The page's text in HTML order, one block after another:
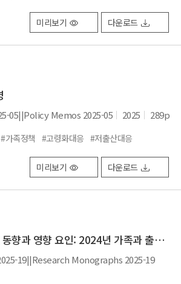
미리보기 다운로드
05||Policy Memos 2025-05 2025 289p
#가족정책 #고령화대응 #저출산대응
미리보기 다운로드
결혼과 출산의 최근 동향과 영향 요인: 2024년 가족과 출산조사 심층분석
19||Research Monographs 2025-19